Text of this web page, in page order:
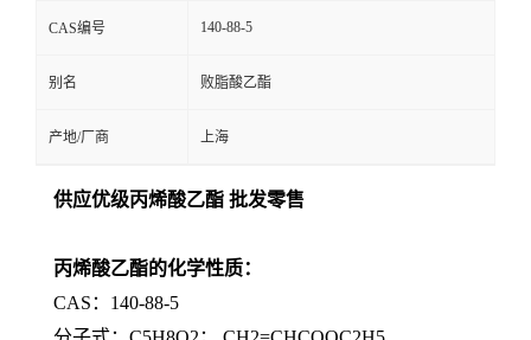
CAS编号 140-88-5
别名 败脂酸乙酯
产地/厂商 上海
供应优级丙烯酸乙酯 批发零售
丙烯酸乙酯的化学性质：
CAS：140-88-5